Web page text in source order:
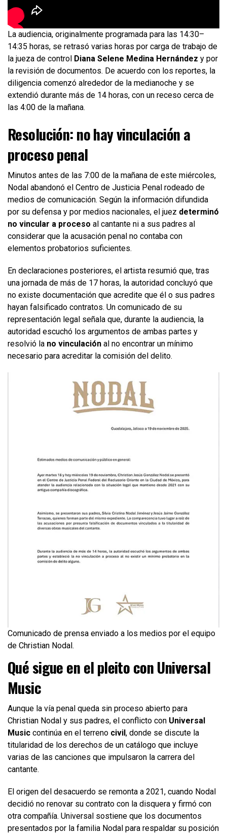
La audiencia, originalmente programada para las 14:30–
14:35 horas, se retrasó varias horas por carga de trabajo de
la jueza de control Diana Selene Medina Hernández y por
la revisión de documentos. De acuerdo con los reportes, la
diligencia comenzó alrededor de la medianoche y se
extendió durante más de 14 horas, con un receso cerca de
las 4:00 de la mañana.
Resolución: no hay vinculación a
proceso penal
Minutos antes de las 7:00 de la mañana de este miércoles,
Nodal abandonó el Centro de Justicia Penal rodeado de
medios de comunicación. Según la información difundida
por su defensa y por medios nacionales, el juez determinó
no vincular a proceso al cantante ni a sus padres al
considerar que la acusación penal no contaba con
elementos probatorios suficientes.
En declaraciones posteriores, el artista resumió que, tras
una jornada de más de 17 horas, la autoridad concluyó que
no existe documentación que acredite que él o sus padres
hayan falsificado contratos. Un comunicado de su
representación legal señala que, durante la audiencia, la
autoridad escuchó los argumentos de ambas partes y
resolvió la no vinculación al no encontrar un mínimo
necesario para acreditar la comisión del delito.
Comunicado de prensa enviado a los medios por el equipo
de Christian Nodal.
Qué sigue en el pleito con Universal
Music
Aunque la vía penal queda sin proceso abierto para
Christian Nodal y sus padres, el conflicto con Universal
Music continúa en el terreno civil , donde se discute la
titularidad de los derechos de un catálogo que incluye
varias de las canciones que impulsaron la carrera del
cantante.
El origen del desacuerdo se remonta a 2021, cuando Nodal
decidió no renovar su contrato con la disquera y firmó con
otra compañía. Universal sostiene que los documentos
presentados por la familia Nodal para respaldar su posición